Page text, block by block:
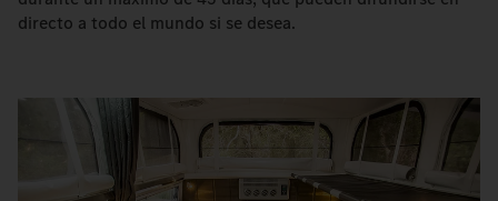
directo a todo el mundo si se desea.